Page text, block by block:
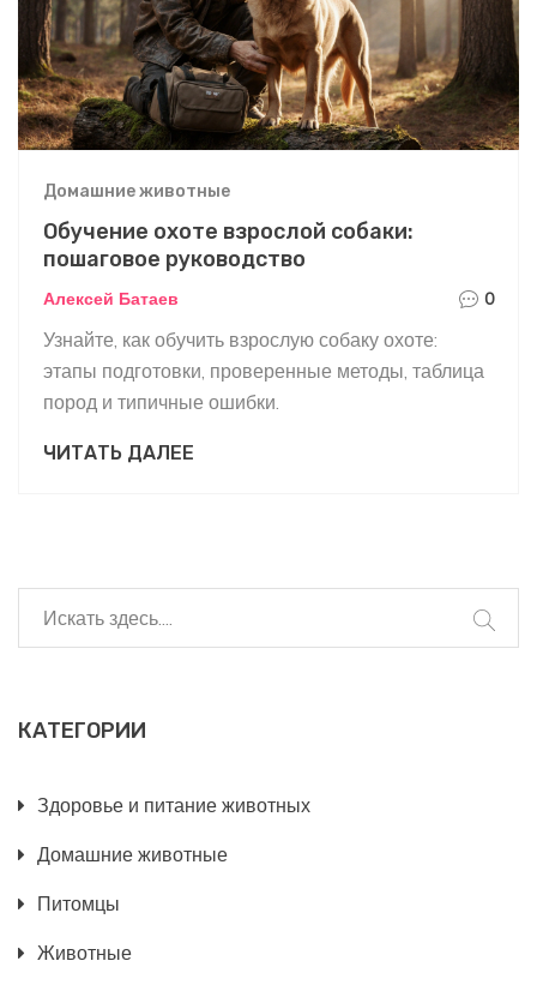
Домашние животные
Обучение охоте взрослой собаки:
пошаговое руководство
Алексей Батаев 0
Узнайте, как обучить взрослую собаку охоте:
этапы подготовки, проверенные методы, таблица
пород и типичные ошибки.
ЧИТАТЬ ДАЛЕЕ
КАТЕГОРИИ
Здоровье и питание животных
Домашние животные
Питомцы
Животные